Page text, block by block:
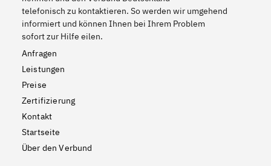
telefonisch zu kontaktieren. So werden wir umgehend
informiert und können Ihnen bei Ihrem Problem
sofort zur Hilfe eilen.
Anfragen
Leistungen
Preise
Zertifizierung
Kontakt
Startseite
Über den Verbund